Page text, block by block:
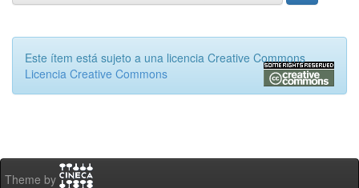
Este ítem está sujeto a una licencia Creative Commons
Licencia Creative Commons
Theme by